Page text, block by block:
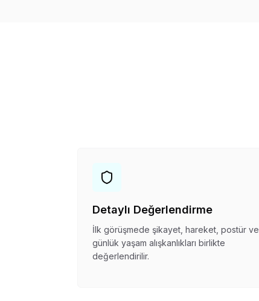
Detaylı Değerlendirme
İlk görüşmede şikayet, hareket, postür ve
günlük yaşam alışkanlıkları birlikte
değerlendirilir.